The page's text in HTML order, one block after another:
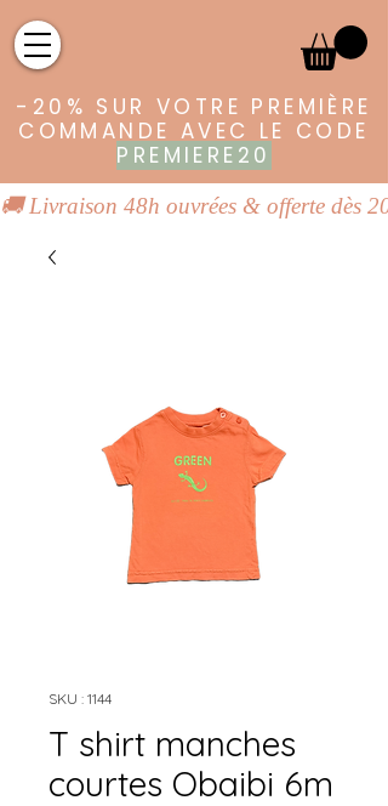
-20% SUR VOTRE PREMIÈRE
COMMANDE AVEC LE CODE
PREMIERE20
🚚 Livraison 48h ouvrées & offerte dès
SKU : 1144
T shirt manches
courtes Obaibi 6m